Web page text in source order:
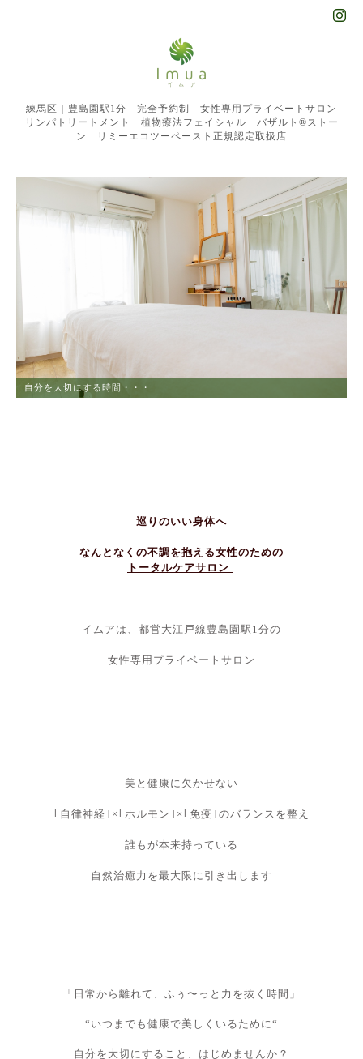
練馬区｜豊島園駅1分 完全予約制 女性専用プライベートサロン
リンパトリートメント 植物療法フェイシャル バザルト®︎ストー
ン リミーエコツーペースト正規認定取扱店
自分を大切にする時間・・・
ストレスからの解放
巡りのいい身体へ
なんとなくの不調を抱える女性のための
トータルケアサロン
イムアは、都営大江戸線豊島園駅1分の
女性専用プライベートサロン
美と健康に欠かせない
｢自律神経｣×｢ホルモン｣×｢免疫｣のバランスを整え
誰もが本来持っている
自然治癒力を最大限に引き出します
「日常から離れて、ふぅ〜っと力を抜く時間」
“いつまでも健康で美しくいるために“
自分を大切にすること、はじめませんか？